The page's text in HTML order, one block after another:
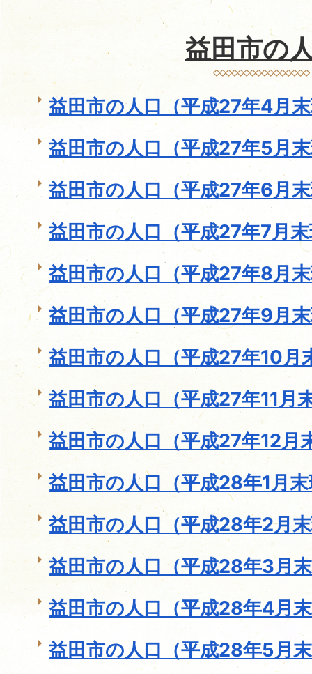
益田市の
益田市の人口（平成27年4月
益田市の人口（平成27年5月
益田市の人口（平成27年6月
益田市の人口（平成27年7月
益田市の人口（平成27年8月
益田市の人口（平成27年9月
益田市の人口（平成27年10月
益田市の人口（平成27年11月
益田市の人口（平成27年12月
益田市の人口（平成28年1月
益田市の人口（平成28年2月
益田市の人口（平成28年3月
益田市の人口（平成28年4月
益田市の人口（平成28年5月